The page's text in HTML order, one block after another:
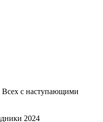
Всех с наступающими